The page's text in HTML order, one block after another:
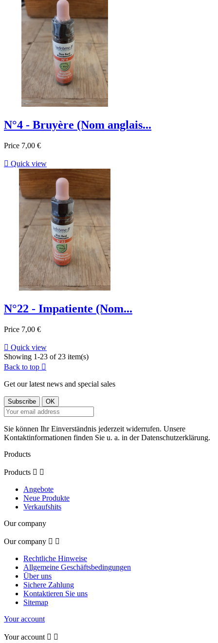
N°4 - Bruyère (Nom anglais...
Price 7,00 €
 Quick view
N°22 - Impatiente (Nom...
Price 7,00 €
 Quick view
Showing 1-23 of 23 item(s)
Back to top 
Get our latest news and special sales
Sie können Ihr Einverständnis jederzeit widerrufen. Unsere
Kontaktinformationen finden Sie u. a. in der Datenschutzerklärung.
Products
Products  
Angebote
Neue Produkte
Verkaufshits
Our company
Our company  
Rechtliche Hinweise
Allgemeine Geschäftsbedingungen
Über uns
Sichere Zahlung
Kontaktieren Sie uns
Sitemap
Your account
Your account  